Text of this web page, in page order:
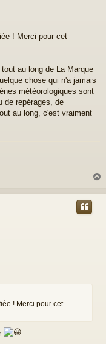
! Merci pour cet
au long de La Marque
chose qui n'a jamais
météorologiques sont
de repérages, de
au long, c'est vraiment
u
! Merci pour cet